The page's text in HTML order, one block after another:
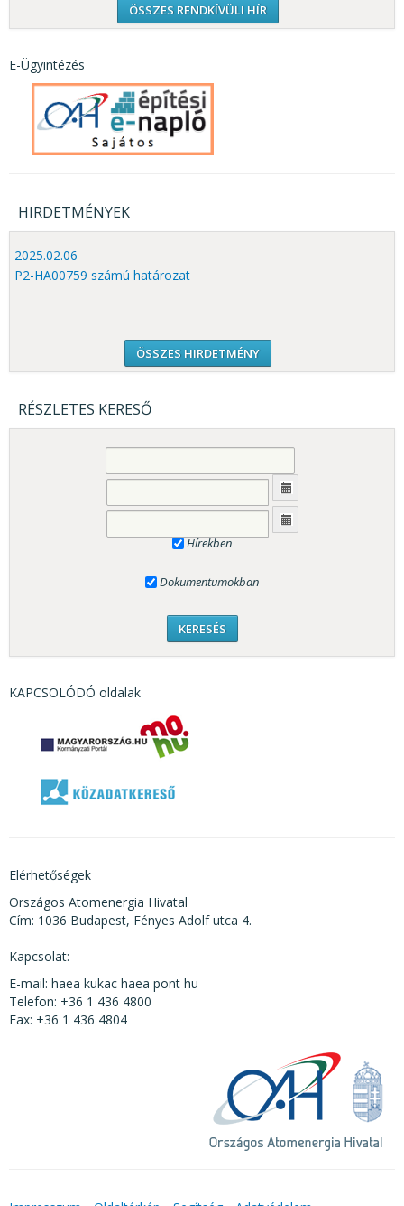
ÖSSZES RENDKÍVÜLI HÍR
E-Ügyintézés
HIRDETMÉNYEK
2025.02.06
P2-HA00759 számú határozat
ÖSSZES HIRDETMÉNY
RÉSZLETES KERESŐ
Hírekben
Dokumentumokban
KAPCSOLÓDÓ oldalak
Elérhetőségek
Országos Atomenergia Hivatal
Cím: 1036 Budapest, Fényes Adolf utca 4.
Kapcsolat:
E-mail: haea kukac haea pont hu
Telefon: +36 1 436 4800
Fax: +36 1 436 4804